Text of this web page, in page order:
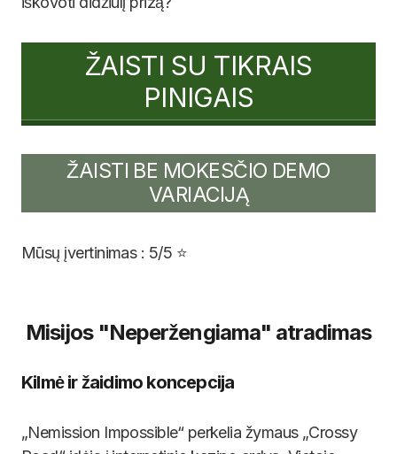
ŽAISTI SU TIKRAIS
PINIGAIS
ŽAISTI BE MOKESČIO DEMO
VARIACIJĄ
Mūsų įvertinimas : 5/5 ⭐
Misijos "Neperžengiama" atradimas
Kilmė ir žaidimo koncepcija
„Nemission Impossible“ perkelia žymaus „Crossy